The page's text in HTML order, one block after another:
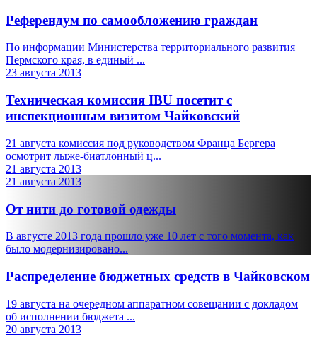
Референдум по самообложению граждан
По информации Министерства территориального развития
Пермского края, в единый ...
23 августа 2013
Техническая комиссия IBU посетит с
инспекционным визитом Чайковский
21 августа комиссия под руководством Франца Бергера
осмотрит лыже-биатлонный ц...
21 августа 2013
21 августа 2013
От нити до готовой одежды
В августе 2013 года прошло уже 10 лет с того момента, как
было модернизировано...
Распределение бюджетных средств в Чайковском
19 августа на очередном аппаратном совещании с докладом
об исполнении бюджета ...
20 августа 2013